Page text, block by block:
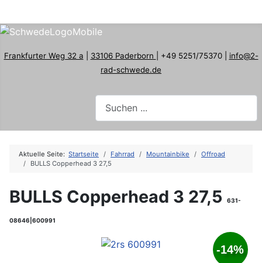
Frankfurter Weg 32 a 33106 Paderborn | +49 5251/75370 | info@2-
rad-schwede.de
Aktuelle Seite: Startseite Fahrrad Mountainbike
Offroad
BULLS Copperhead 3 27,5
BULLS Copperhead 3 27,5 631-
08646|600991
-14%